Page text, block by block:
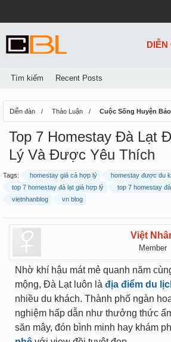
Diễn đàn Thảo Luận Cuộc Sống Huyện
Top 7 Homestay Đà Lạt
Lý Và Được Yêu Thích
Tags: homestay giá cả hợp lý
homestay được du
top 7 homestay đà lạt giá hợp lý
top 7 homestay
vietnhanblog
vn blog
Việt
Member
Nhờ khí hậu mát mẻ quanh năm
mộng, Đà Lạt luôn là địa điểm du
nhiều du khách. Thành phố ngàn
nghiệm hấp dẫn như thưởng thức
săn mây, đón bình minh hay khám
DIỄN
Tìm kiếm Recent Posts